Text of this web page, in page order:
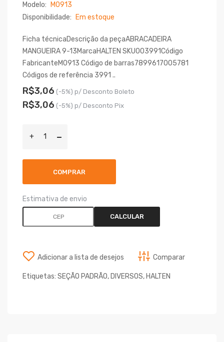
Modelo:
M0913
Disponibilidade:
Em estoque
Ficha técnicaDescrição da peçaABRACADEIRA
MANGUEIRA 9-13MarcaHALTEN SKU003991Código
FabricanteM0913 Código de barras7899617005781
Códigos de referência 3991 ..
R$3,06 (-5%) p/ Desconto Boleto
R$3,06 (-5%) p/ Desconto Pix
COMPRAR
Estimativa de envio
CALCULAR
Adicionar a lista de desejos Comparar
Etiquetas: SEÇÃO PADRÃO, DIVERSOS, HALTEN